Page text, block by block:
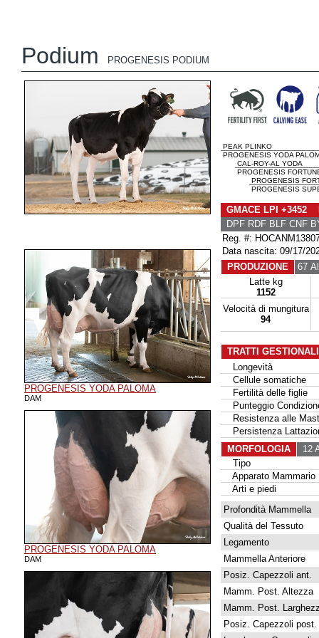
Podium PROGENESIS PODIUM
PROGENESIS YODA PALOMA
DAM
PROGENESIS YODA PALOMA
DAM
PEAK PLINKO
PROGENESIS YODA
CAL-ROY-AL YODA
PROGENESIS
PROGENESIS
PROGENESIS
GMACE LPI +3452
DPF RDF BLF CNF
Reg. #:
Data nascita: 09/17/
PRODUZIONE
67
Latte kg
1152
Velocità di mungitura
94
TRATTI
Longevità
Cellule somatiche
Fertilità delle figlie
Punteggio
Resistenza alle
Persistenza
MORFOLOGIA
12
Tipo
Apparato Mammario
Arti e piedi
Profondità Mammella
Qualità del Tessuto
Legamento
Mammella Anteriore
Posiz. Capezzoli ant.
Mamm. Post. Altezza
Mamm. Post.
Posiz. Capezzoli post.